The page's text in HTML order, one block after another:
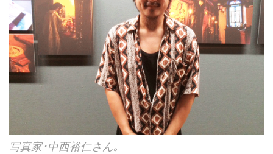
写真家･中西裕仁さん｡